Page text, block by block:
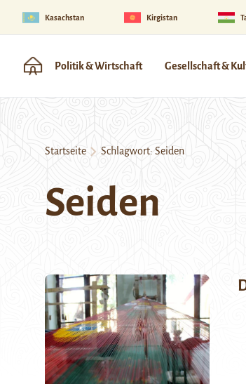
Kasachstan Kirgistan
Politik & Wirtschaft Gesellschaft &
Startseite Schlagwort: Seiden
Seiden